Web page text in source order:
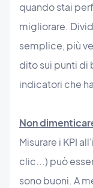
quando stai
migliorare.
semplice, più
dito sui punti di
indicatori che
Non
Misurare i KPI
clic...) può
sono buoni. A